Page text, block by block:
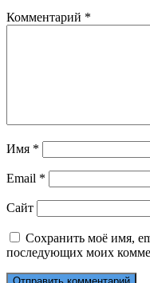
Комментарий *
Имя *
Email *
Сайт
Сохранить моё имя,
последующих моих